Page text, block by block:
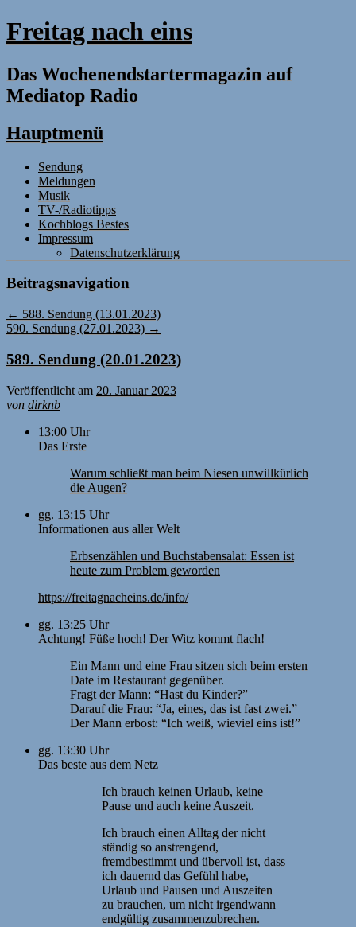
Freitag nach eins
Das Wochenendstartermagazin auf
Mediatop Radio
Hauptmenü
Zum
Inhalt
springen
Sendung
Meldungen
Musik
TV-/Radiotipps
Kochblogs Bestes
Impressum
Datenschutzerklärung
Beitragsnavigation
← 588. Sendung (13.01.2023)
590. Sendung (27.01.2023) →
589. Sendung (20.01.2023)
Veröffentlicht am 20. Januar 2023
von dirknb
13:00 Uhr
Das Erste
Warum schließt man beim Niesen unwillkürlich
die Augen?
gg. 13:15 Uhr
Informationen aus aller Welt
Erbsenzählen und Buchstabensalat: Essen ist
heute zum Problem geworden
https://freitagnacheins.de/info/
gg. 13:25 Uhr
Achtung! Füße hoch! Der Witz kommt flach!
Ein Mann und eine Frau sitzen sich beim ersten
Date im Restaurant gegenüber.
Fragt der Mann: “Hast du Kinder?”
Darauf die Frau: “Ja, eines, das ist fast zwei.”
Der Mann erbost: “Ich weiß, wieviel eins ist!”
gg. 13:30 Uhr
Das beste aus dem Netz
Ich brauch keinen Urlaub, keine
Pause und auch keine Auszeit.
Ich brauch einen Alltag der nicht
ständig so anstrengend,
fremdbestimmt und übervoll ist, dass
ich dauernd das Gefühl habe,
Urlaub und Pausen und Auszeiten
zu brauchen, um nicht irgendwann
endgültig zusammenzubrechen.